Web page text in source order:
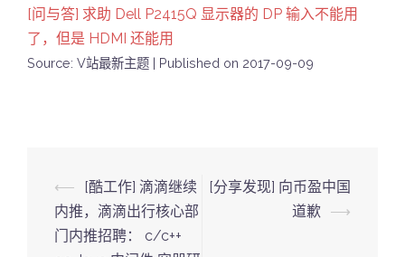
[问与答] 求助 Dell P2415Q 显示器的 DP 输入不能用
了，但是 HDMI 还能用
Source: V站最新主题 Published on 2017-09-09
Post
navigation
⟵
[酷工作] 滴滴继续
内推，滴滴出行核心部
门内推招聘： c/c++
[分享发现] 向币盈中国
道歉 ⟶